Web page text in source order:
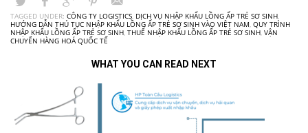
TAGGED UNDER: CÔNG TY LOGISTICS, DỊCH VỤ NHẬP KHẨU LỒNG ẤP TRẺ SƠ SINH,
HƯỚNG DẪN THỦ TỤC NHẬP KHẨU LỒNG ẤP TRẺ SƠ SINH VÀO VIỆT NAM, QUY TRÌNH
NHẬP KHẨU LỒNG ẤP TRẺ SƠ SINH, THUẾ NHẬP KHẨU LỒNG ẤP TRẺ SƠ SINH, VẬN
CHUYỂN HÀNG HOÁ QUỐC TẾ
WHAT YOU CAN READ NEXT